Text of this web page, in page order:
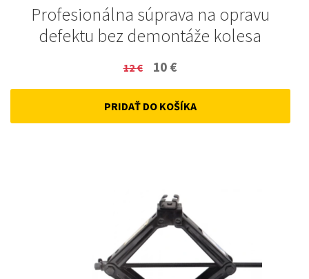
Profesionálna súprava na opravu
defektu bez demontáže kolesa
12€
Original
price
was:
10 €
price
is:
PRIDAŤ DO KOŠÍKA